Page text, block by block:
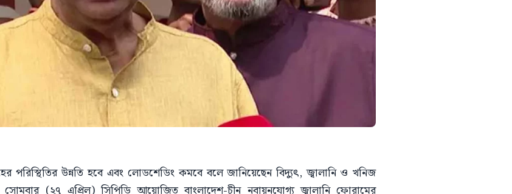
পরিস্থিতির উন্নতি হবে এবং লোডশেডিং কমবে বলে জানিয়েছেন বিদ্যুৎ, জ্বালানি ও খনিজ
(২৭ এপ্রিল) সিপিডি আয়োজিত বাংলাদেশ-চীন নবায়নযোগ্য জ্বালানি ফোরামের